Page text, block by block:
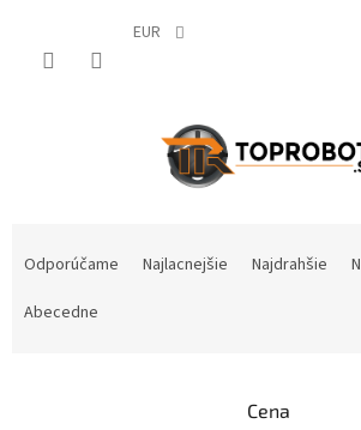
EUR
Odporúčame Najlacnejšie Najdrahšie
Abecedne
Cena